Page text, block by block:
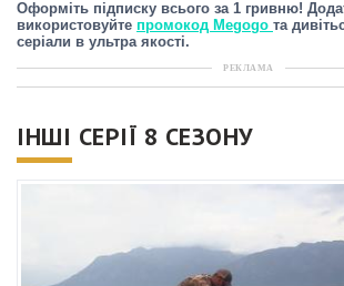
Оформіть підписку всього за 1 гривню!
використовуйте промокод Megogo та
серіали в ультра якості.
РЕКЛАМА
ІНШІ СЕРІЇ 8 СЕЗОНУ